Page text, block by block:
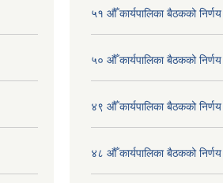
५१ औँ कार्यपालिका बैठकको निर्णय
५० औँ कार्यपालिका बैठकको निर्णय
४९ औँ कार्यपालिका बैठकको निर्णय
४८ औँ कार्यपालिका बैठकको निर्णय